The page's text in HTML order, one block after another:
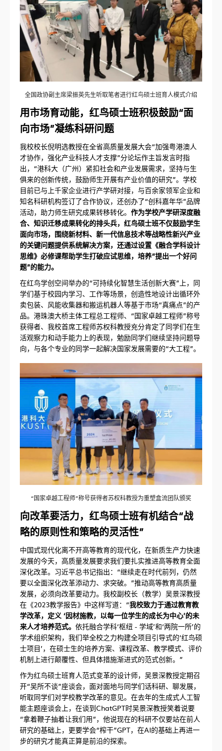
全国政协副主席梁振英先生听取笔者进行红鸟硕士班育人模式介绍
用市场育动能，红鸟硕士班积极鼓励“面
向市场”凝练科研问题
我校校长倪明选教授在全省高质量发展大会“加强粤港澳人
才协作，强化产业科技人才支撑”分论坛作主旨发言时指
出，“港科大（广州）紧扣社会和产业发展需求，坚持与生
俱来的创新传统，鼓励师生开展有产业价值的研究”。学校
目前已与上千家企业进行产学研对接，与百余家领军企业和
知名科研机构签订了合作协议，还创办了“创科嘉年华”品牌
活动，助力师生研究成果转移转化。 作为学校产学研深度融
合、知识迁移成果转化的排头兵，红鸟硕士班不仅鼓励学生
面向市场，围绕新材料、新一代信息技术等战略性新兴产业
的关键问题提供系统解决方案，还通过设置《融合学科设计
思维》必修课帮助学生打破应试思维，培养“提出一个好问
题”的能力。
在红鸟学创空间举办的“可持续化智慧生活创新大赛”上，同
学们基于校园内学习、工作等场景，创造性地设计出循环外
卖包装、风能收集器和搬运机器人等基于市场“真痛点”的产
品。港珠澳大桥主体工程总工程师、“国家卓越工程师”称号
获得者、我校首席工程师苏权科教授充分肯定了同学们在生
活观察力和动手能力上的表现，勉励同学们继续坚持问题导
向，与各个专业的同学一起解决国家发展需要的“大工程”。
“国家卓越工程师”称号获得者苏权科教授为重塑盒流团队颁奖
向改革要活力，红鸟硕士班有机结合“战
略的原则性和策略的灵活性”
中国式现代化离不开高等教育的现代化，在新质生产力快速
发展的今天，高质量发展要求我们要扎实推进高等教育全面
深化改革。习近平总书记指出：“继续走在时代前列，仍然
要以全面深化改革添动力、求突破。”推动高等教育高质量
发展，必须向改革要动力。我校副校长（教学）吴景深教授
在《2023教学报告》中这样写道：“我校致力于通过教育教
学改革，定义 ‘因材施教，以每一位学生的成长为中心’的未
来人才培养范式。 依托融合学科‘枢纽 - 学域’和‘两院一所’的
学术组织架构，我们举全校之力构建全项目引导式的‘红鸟硕
士项目’，在硕士生的培养方案、课程改革、教学模式、评价
机制上进行颠覆性、但具体措施渐进式的范式创新。”
作为红鸟硕士班育人范式变革的设计师，吴景深教授定期召
开“吴所不谈”座谈会，面对面地与同学们话科研、聊发展，
听取同学们对学校教学改革的意见。在去年的生成式人工智
能主题座谈会上，在谈到ChatGPT时吴景深教授笑着说要
“拿着鞭子抽着让我们用”，他说现在的科研不仅要站在前人
研究的基础上，更要学会“榨干”GPT，在AI的基础上再进一
步的研究才能真正算是前沿的探索。